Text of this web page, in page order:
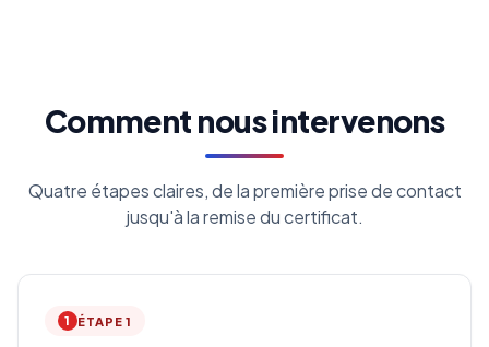
Comment nous intervenons
Quatre étapes claires, de la première prise de contact
jusqu'à la remise du certificat.
1 ÉTAPE 1